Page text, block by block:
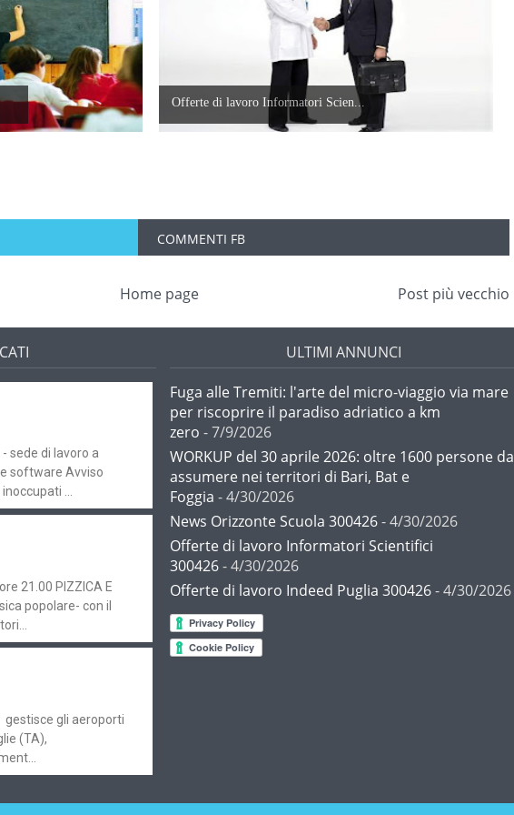
Offerte di lavoro Informatori Scien...
COMMENTI FB
Post più vecchio
Home page
sede di lavoro a
software Avviso
...
21.00 PIZZICA E
popolare- con il
gli aeroporti
(TA),
ULTIMI ANNUNCI
Fuga alle Tremiti: l'arte del micro-viaggio via mare
per riscoprire il paradiso adriatico a km
zero - 7/9/2026
WORKUP del 30 aprile 2026: oltre 1600 persone da
assumere nei territori di Bari, Bat e
Foggia - 4/30/2026
News Orizzonte Scuola 300426- 4/30/2026
Offerte di lavoro Informatori Scientifici
300426- 4/30/2026
Offerte di lavoro Indeed Puglia 300426- 4/30/2026